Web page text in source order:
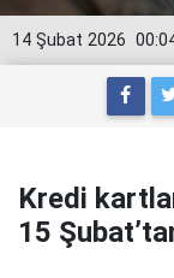
14 Şubat 2026
Kredi
15